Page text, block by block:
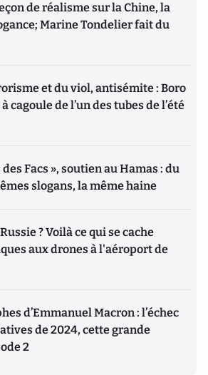
de réalisme sur la Chine, la
Marine Tondelier fait du
et du viol, antisémite : Boro
cagoule de l’un des tubes de l’été
Facs », soutien au Hamas : du
slogans, la même haine
? Voilà ce qui se cache
aux drones à l'aéroport de
d’Emmanuel Macron : l’échec
de 2024, cette grande
2